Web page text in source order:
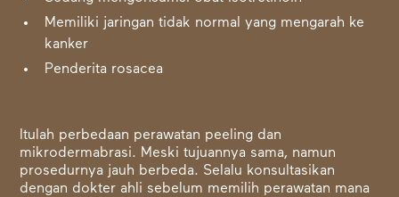
Memiliki jaringan tidak normal yang mengarah ke
kanker
Penderita rosacea
Itulah perbedaan perawatan peeling dan
mikrodermabrasi. Meski tujuannya sama, namun
prosedurnya jauh berbeda. Selalu konsultasikan
dengan dokter ahli sebelum memilih perawatan mana